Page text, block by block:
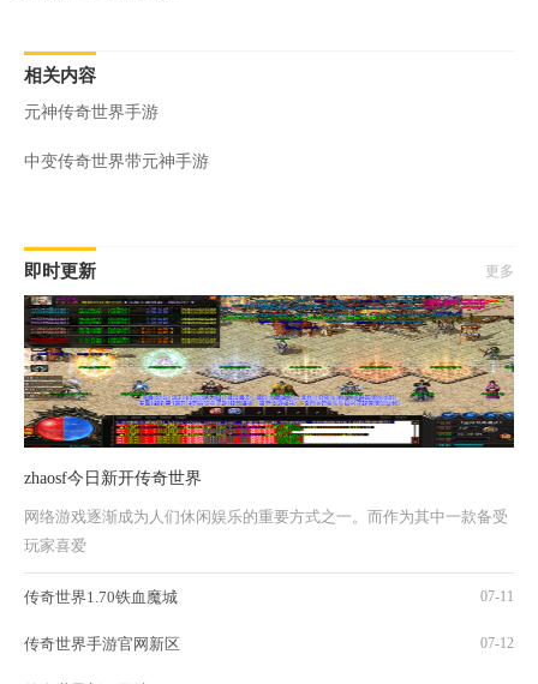
相关内容
元神传奇世界手游
中变传奇世界带元神手游
即时更新 更多
zhaosf今日新开传奇世界
网络游戏逐渐成为人们休闲娱乐的重要方式之一。而作为其中一款备受
玩家喜爱
传奇世界1.70铁血魔城 07-11
传奇世界手游官网新区 07-12